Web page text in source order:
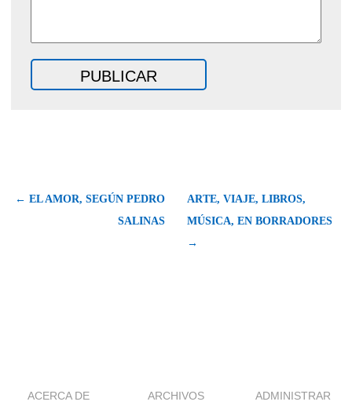
← EL AMOR, SEGÚN PEDRO
SALINAS
ARTE, VIAJE, LIBROS,
MÚSICA, EN BORRADORES
→
ACERCA DE ARCHIVOS ADMINISTRAR